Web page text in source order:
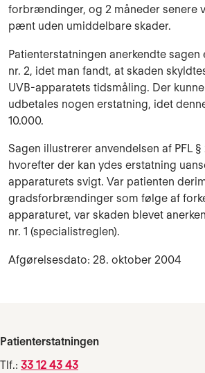
forbrændinger, og 2 måneder senere
pænt uden umiddelbare skader.
Patienterstatningen anerkendte sagen
nr. 2, idet man fandt, at skaden
UVB-apparatets tidsmåling. Der
udbetales nogen erstatning, idet
10.000.
Sagen illustrerer anvendelsen af PFL §
hvorefter der kan ydes erstatning
apparaturets svigt. Var patienten
gradsforbrændinger som følge af
apparaturet, var skaden blevet
nr. 1 (specialistreglen).
Afgørelsesdato: 28. oktober 2004
Patienterstatningen
Tlf.: 33 12 43 43